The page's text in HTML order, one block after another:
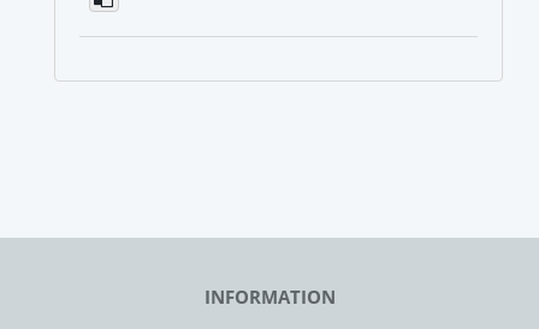
INFORMATION